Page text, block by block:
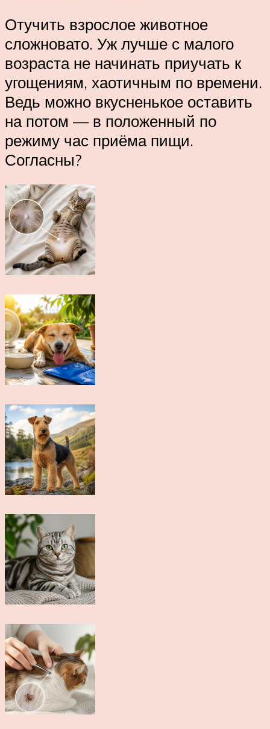
Отучить взрослое животное
сложновато. Уж лучше с малого
возраста не начинать приучать к
угощениям, хаотичным по времени.
Ведь можно вкусненькое оставить
на потом — в положенный по
режиму час приёма пищи.
Согласны?